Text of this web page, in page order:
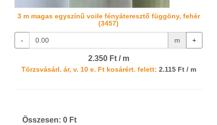
3 m magas egyszínű voile fényáteresztő függöny, fehér
(3457)
- m +
2.350 Ft / m
Törzsvásárl. ár, v. 10 e. Ft kosárért. felett: 2.115 Ft / m
Összesen: 0 Ft